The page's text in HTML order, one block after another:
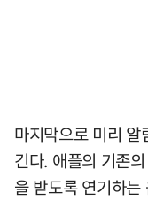
마지막으로 미리
긴다. 애플의 기존
을 받도록 연기하